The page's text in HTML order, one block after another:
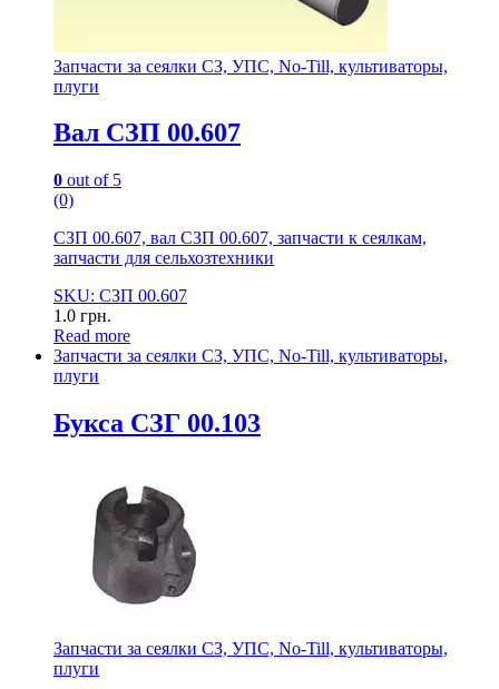
Запчасти за сеялки СЗ, УПС, No-Till, культиваторы,
плуги
Вал СЗП 00.607
0 out of 5
(0)
СЗП 00.607, вал СЗП 00.607, запчасти к сеялкам,
запчасти для сельхозтехники
SKU: СЗП 00.607
1.0 грн.
Read more
Запчасти за сеялки СЗ, УПС, No-Till, культиваторы,
плуги
Букса СЗГ 00.103
Запчасти за сеялки СЗ, УПС, No-Till, культиваторы,
плуги